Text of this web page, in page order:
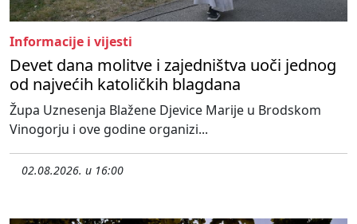
Informacije i vijesti
Devet dana molitve i zajedništva uoči jednog
od najvećih katoličkih blagdana
Župa Uznesenja Blažene Djevice Marije u Brodskom
Vinogorju i ove godine organizi...
02.08.2026. u 16:00